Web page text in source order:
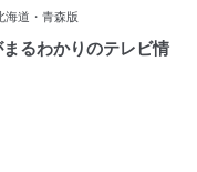
海道・青森版
るわかりのテレビ情